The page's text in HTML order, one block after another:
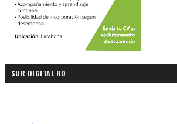
SUR DIGITAL RD